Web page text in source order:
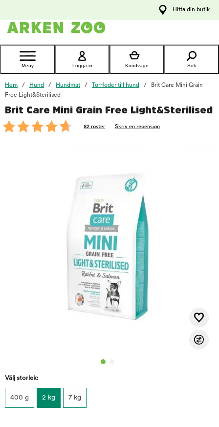
Kontakta
Hitta din butik
Meny Logga in Kundvagn Sök
Hem Hund Hundmat Torrfoder till hund
Brit Care Mini Grain
Free Light&Sterilised
Brit Care Mini Grain Free Light&Sterilised
82 röster Skriv en recension
Välj storlek:
400 g 2 kg 7 kg
foo